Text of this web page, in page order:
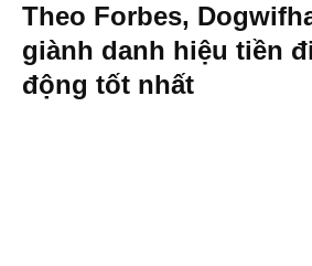
Theo Forbes,
giành danh hiệu tiền
động tốt nhất